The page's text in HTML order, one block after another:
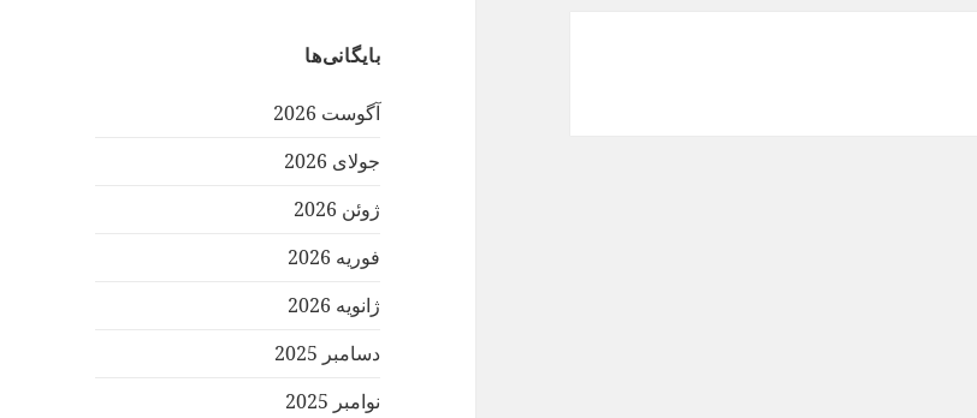
بایگانی‌ها
آگوست 2026
جولای 2026
ژوئن 2026
فوریه 2026
ژانویه 2026
دسامبر 2025
نوامبر 2025